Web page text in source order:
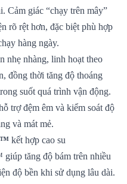
Cảm giác “chạy trên mây”
rõ rệt hơn, đặc biệt phù hợp
hàng ngày.
nhẹ nhàng, linh hoạt theo
đồng thời tăng độ thoáng
suốt quá trình vận động.
trợ đệm êm và kiểm soát độ
và mát mẻ.
kết hợp cao su
tăng độ bám trên nhiều
độ bền khi sử dụng lâu dài.